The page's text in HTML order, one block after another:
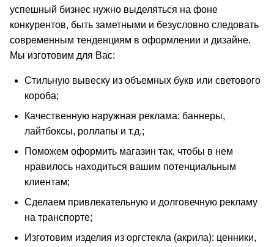
успешный бизнес нужно выделяться на фоне
конкурентов, быть заметными и безусловно следовать
современным тенденциям в оформлении и дизайне.
Мы изготовим для Вас:
Стильную вывеску из объемных букв или светового
короба;
Качественную наружная реклама: баннеры,
лайтбоксы, роллапы и т.д.;
Поможем оформить магазин так, чтобы в нем
нравилось находиться вашим потенциальным
клиентам;
Сделаем привлекательную и долговечную рекламу
на транспорте;
Изготовим изделия из оргстекла (акрила): ценники,